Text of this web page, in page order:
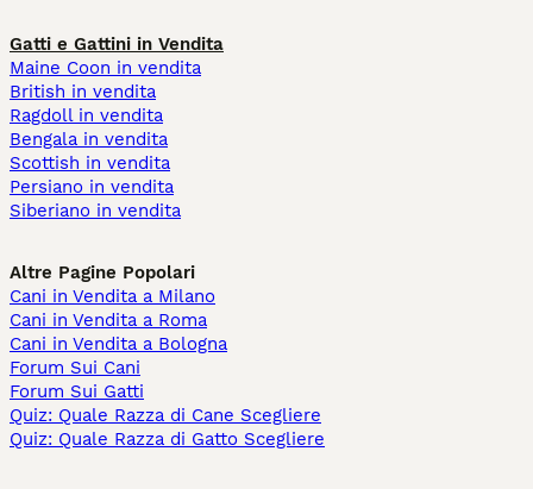
Gatti e Gattini in Vendita
Maine Coon in vendita
British in vendita
Ragdoll in vendita
Bengala in vendita
Scottish in vendita
Persiano in vendita
Siberiano in vendita
Altre Pagine Popolari
Cani in Vendita a Milano
Cani in Vendita a Roma
Cani in Vendita a Bologna
Forum Sui Cani
Forum Sui Gatti
Quiz: Quale Razza di Cane Scegliere
Quiz: Quale Razza di Gatto Scegliere